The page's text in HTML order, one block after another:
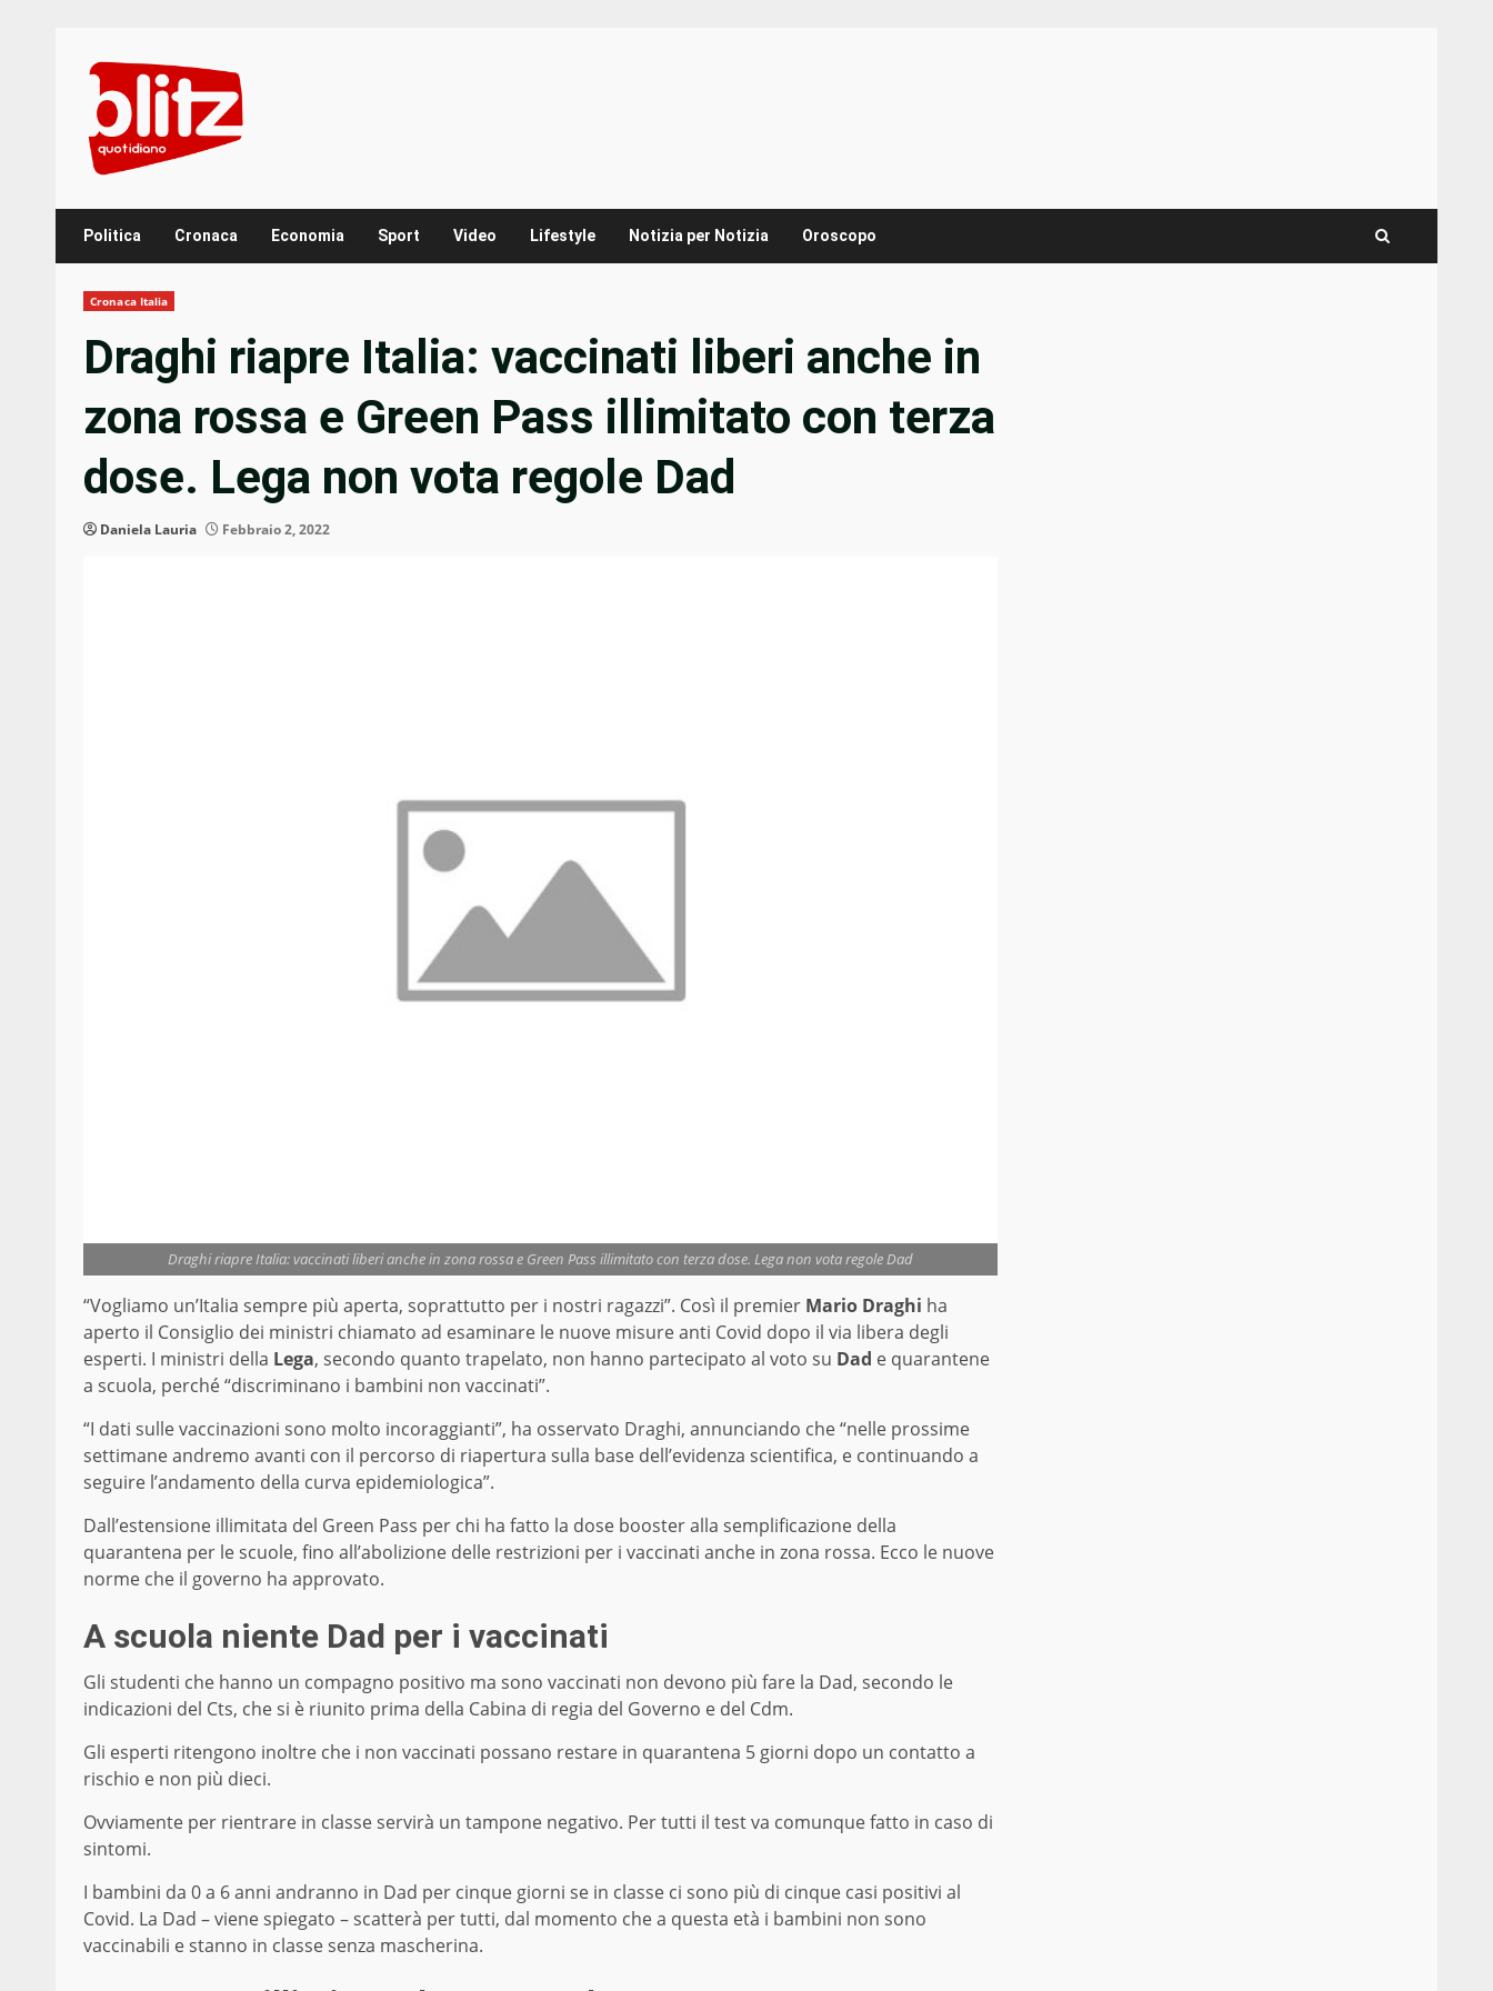
content
Politica Cronaca Economia Sport Video Lifestyle Notizia per Notizia Oroscopo
Cronaca Italia
Draghi riapre Italia: vaccinati liberi anche in
zona rossa e Green Pass illimitato con terza
dose. Lega non vota regole Dad
Daniela Lauria Febbraio 2, 2022
Draghi riapre Italia: vaccinati liberi anche in zona rossa e Green Pass illimitato con terza dose. Lega non vota regole Dad
“Vogliamo un’Italia sempre più aperta, soprattutto per i nostri ragazzi”. Così il premier Mario Draghi ha
aperto il Consiglio dei ministri chiamato ad esaminare le nuove misure anti Covid dopo il via libera degli
esperti. I ministri della Lega, secondo quanto trapelato, non hanno partecipato al voto su Dad e quarantene
a scuola, perché “discriminano i bambini non vaccinati”.
“I dati sulle vaccinazioni sono molto incoraggianti”, ha osservato Draghi, annunciando che “nelle prossime
settimane andremo avanti con il percorso di riapertura sulla base dell’evidenza scientifica, e continuando a
seguire l’andamento della curva epidemiologica”.
Dall’estensione illimitata del Green Pass per chi ha fatto la dose booster alla semplificazione della
quarantena per le scuole, fino all’abolizione delle restrizioni per i vaccinati anche in zona rossa. Ecco le nuove
norme che il governo ha approvato.
A scuola niente Dad per i vaccinati
Gli studenti che hanno un compagno positivo ma sono vaccinati non devono più fare la Dad, secondo le
indicazioni del Cts, che si è riunito prima della Cabina di regia del Governo e del Cdm.
Gli esperti ritengono inoltre che i non vaccinati possano restare in quarantena 5 giorni dopo un contatto a
rischio e non più dieci.
Ovviamente per rientrare in classe servirà un tampone negativo. Per tutti il test va comunque fatto in caso di
sintomi.
I bambini da 0 a 6 anni andranno in Dad per cinque giorni se in classe ci sono più di cinque casi positivi al
Covid. La Dad – viene spiegato – scatterà per tutti, dal momento che a questa età i bambini non sono
vaccinabili e stanno in classe senza mascherina.